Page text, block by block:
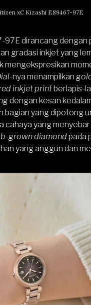
xC Kizashi ES9467-97E
97E dirancang dengan
gradasi inkjet yang
mengekspresikan
-nya menampilkan
inkjet printberlapis-
dengan kesan
bagian yang dipotong
cahaya yang
grown diamondpada
yang anggun dan